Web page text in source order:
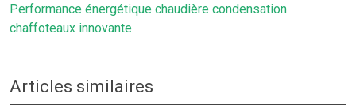
Performance énergétique chaudière condensation
chaffoteaux innovante
Articles similaires